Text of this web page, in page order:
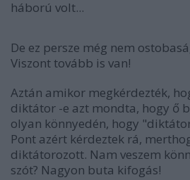
háború volt...
De ez persze még nem
Viszont tovább is van!
Aztán amikor megkérdezték,
diktátor -e azt mondta, hogy ő
olyan könnyedén, hogy
Pont azért kérdeztek rá,
diktátorozott. Nam veszem
szót? Nagyon buta kifogás!